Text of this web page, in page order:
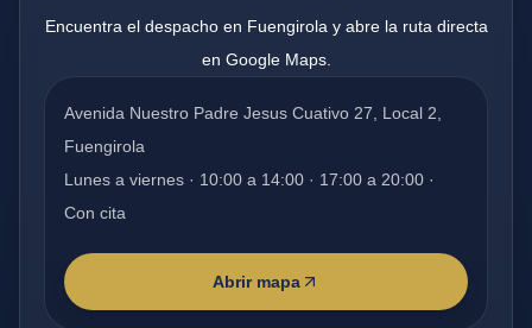
Encuentra el despacho en Fuengirola y abre la ruta directa
en Google Maps.
Avenida Nuestro Padre Jesus Cuativo 27, Local 2,
Fuengirola
Lunes a viernes · 10:00 a 14:00 · 17:00 a 20:00 ·
Con cita
Abrir mapa